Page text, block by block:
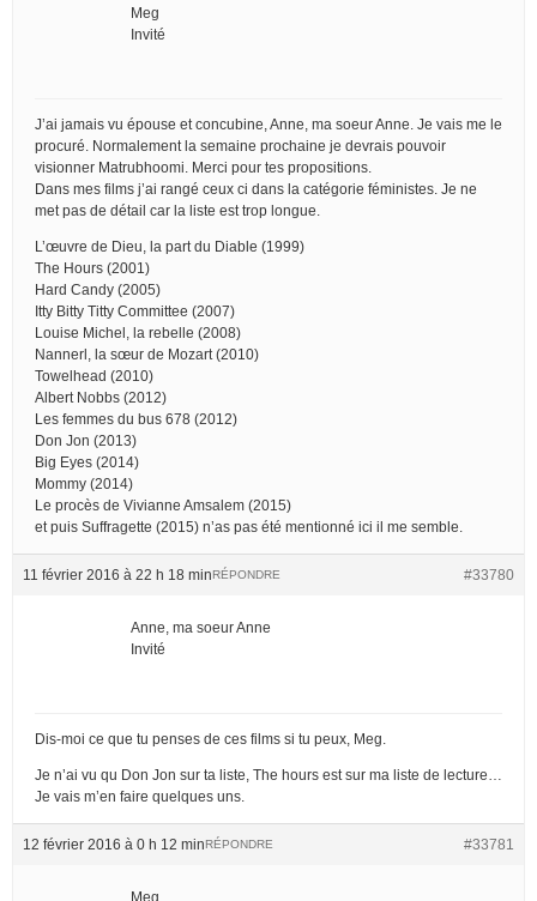
Meg
Invité
J’ai jamais vu épouse et concubine, Anne, ma soeur Anne. Je vais me le
procuré. Normalement la semaine prochaine je devrais pouvoir
visionner Matrubhoomi. Merci pour tes propositions.
Dans mes films j’ai rangé ceux ci dans la catégorie féministes. Je ne
met pas de détail car la liste est trop longue.
L’œuvre de Dieu, la part du Diable (1999)
The Hours (2001)
Hard Candy (2005)
Itty Bitty Titty Committee (2007)
Louise Michel, la rebelle (2008)
Nannerl, la sœur de Mozart (2010)
Towelhead (2010)
Albert Nobbs (2012)
Les femmes du bus 678 (2012)
Don Jon (2013)
Big Eyes (2014)
Mommy (2014)
Le procès de Vivianne Amsalem (2015)
et puis Suffragette (2015) n’as pas été mentionné ici il me semble.
11 février 2016 à 22 h 18 min #33780
RÉPONDRE
Anne, ma soeur Anne
Invité
Dis-moi ce que tu penses de ces films si tu peux, Meg.
Je n’ai vu qu Don Jon sur ta liste, The hours est sur ma liste de lecture…
Je vais m’en faire quelques uns.
12 février 2016 à 0 h 12 min #33781
RÉPONDRE
Meg